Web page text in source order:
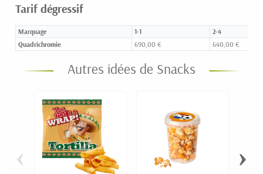
Tarif dégressif
Marquage 1-1 2-4
Quadrichromie 690,00 € 640,00 €
Autres idées de Snacks
‹ ›